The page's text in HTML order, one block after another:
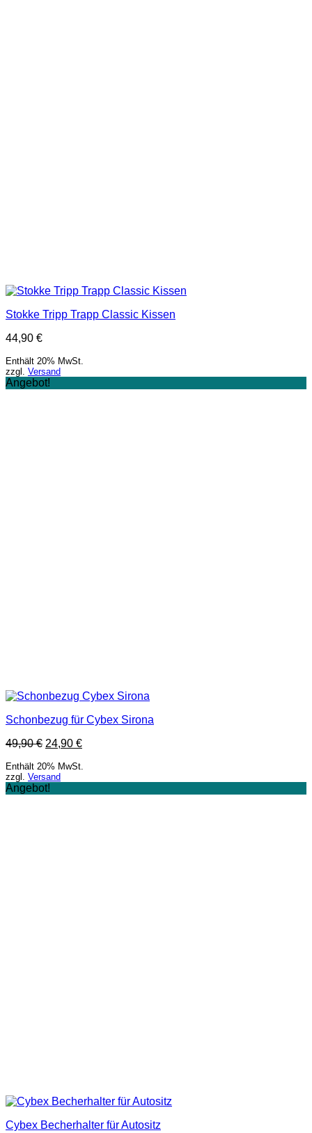
Stokke Tripp Trapp Classic Kissen
44,90 €
Enthält 20% MwSt.
zzgl. Versand
Angebot!
Schonbezug für Cybex Sirona
49,90€ 24,90 €
Enthält 20% MwSt.
zzgl. Versand
Angebot!
Cybex Becherhalter für Autositz